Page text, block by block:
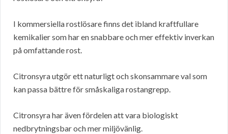
I kommersiella rostlösare finns det ibland kraftfullare
kemikalier som har en snabbare och mer effektiv inverkan
på omfattande rost.
Citronsyra utgör ett naturligt och skonsammare val som
kan passa bättre för småskaliga rostangrepp.
Citronsyra har även fördelen att vara biologiskt
nedbrytningsbar och mer miljövänlig.